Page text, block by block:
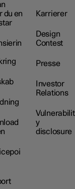
du en
Karrierer
Design
Contest
Presse
Investor
Relations
Vulnerabilit
y
disclosure